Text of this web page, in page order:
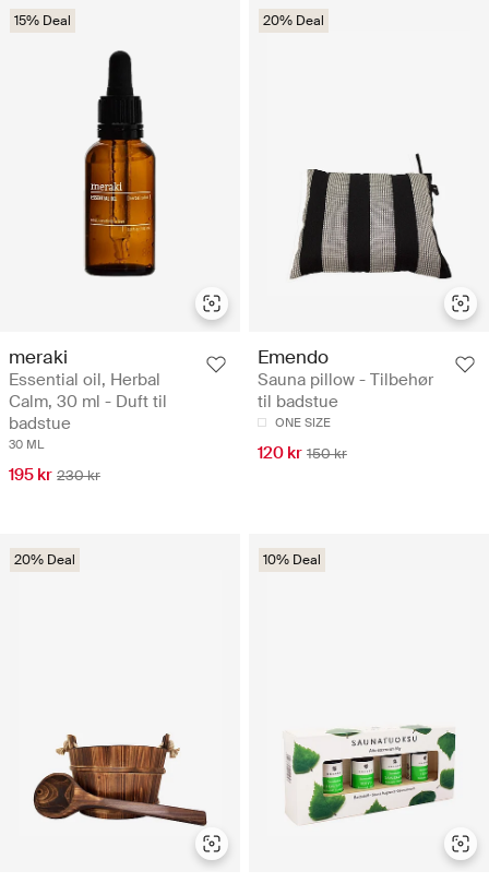
15% Deal
meraki
Essential oil, Herbal
Calm, 30 ml - Duft til
badstue
30 ML
195 kr 230 kr
20% Deal
Emendo
Sauna pillow - Tilbehør
til badstue
ONE SIZE
120 kr 150 kr
20% Deal 10% Deal